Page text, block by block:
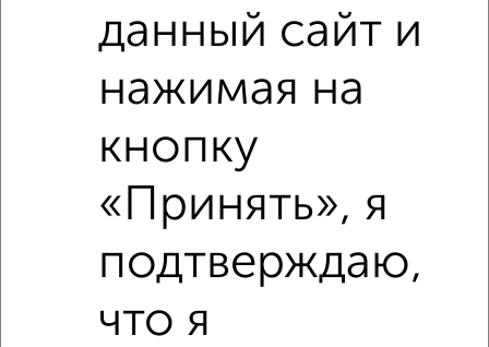
Рядом, с меньшей ценой
Недалеко от Большая Санкт-Петербургская 124 с ценой
данный сайт и
нажимая на
кнопку
«Принять», я
подтверждаю,
что я